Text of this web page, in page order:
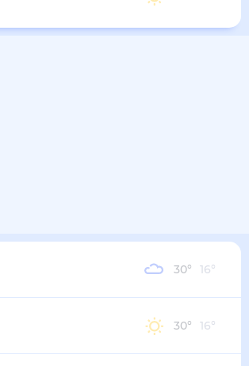
30° 16°
30° 16°